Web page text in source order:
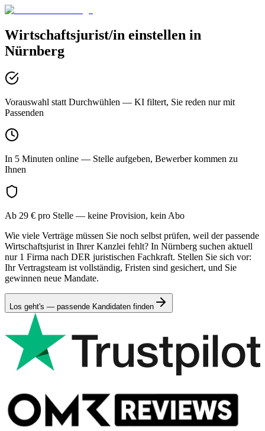
Wirtschaftsjurist/in einstellen in
Nürnberg
Vorauswahl statt Durchwühlen — KI filtert, Sie reden nur mit
Passenden
In 5 Minuten online — Stelle aufgeben, Bewerber kommen zu
Ihnen
Ab 29 € pro Stelle — keine Provision, kein Abo
Wie viele Verträge müssen Sie noch selbst prüfen, weil der passende
Wirtschaftsjurist in Ihrer Kanzlei fehlt? In Nürnberg suchen aktuell
nur 1 Firma nach DER juristischen Fachkraft. Stellen Sie sich vor:
Ihr Vertragsteam ist vollständig, Fristen sind gesichert, und Sie
gewinnen neue Mandate.
Los geht's — passende Kandidaten finden